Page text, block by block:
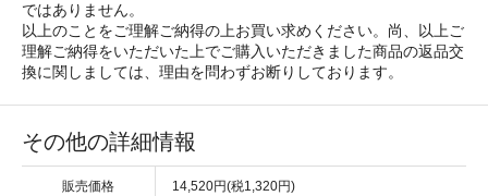
ではありません。
以上のことをご理解ご納得の上お買い求めください。尚、以上ご
理解ご納得をいただいた上でご購入いただきました商品の返品交
換に関しましては、理由を問わずお断りしております。
その他の詳細情報
販売価格 14,520円(税1,320円)